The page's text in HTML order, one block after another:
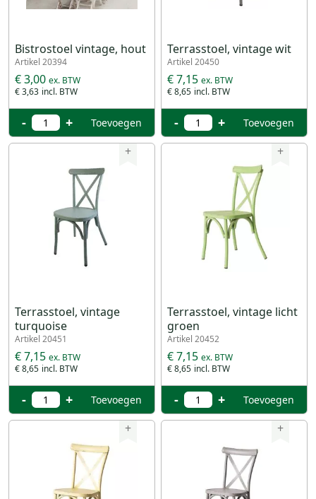
Bistrostoel vintage, hout
Artikel 20394
€ 3,63
€ 3,00
- + Toevoegen
Terrasstoel, vintage wit
Artikel 20450
€ 8,65
€ 7,15
- + Toevoegen
+
Terrasstoel, vintage
turquoise
Artikel 20451
€ 8,65
€ 7,15
- + Toevoegen
+
Terrasstoel, vintage licht
groen
Artikel 20452
€ 8,65
€ 7,15
- + Toevoegen
+ +